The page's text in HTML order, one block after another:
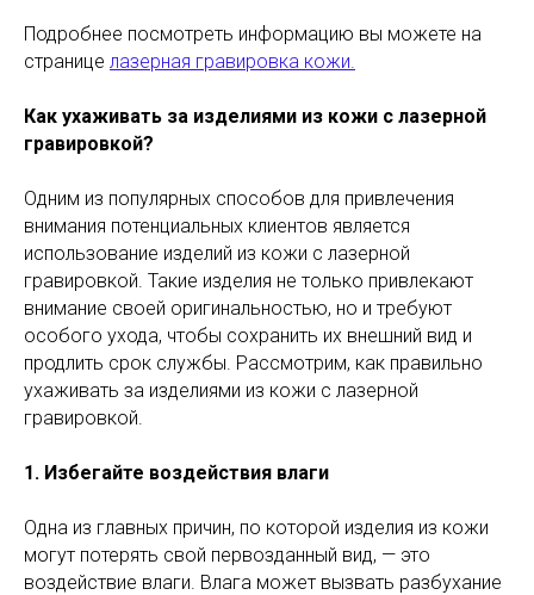
Подробнее посмотреть информацию вы можете на
странице лазерная гравировка кожи.
Как ухаживать за изделиями из кожи с лазерной
гравировкой?
Одним из популярных способов для привлечения
внимания потенциальных клиентов является
использование изделий из кожи с лазерной
гравировкой. Такие изделия не только привлекают
внимание своей оригинальностью, но и требуют
особого ухода, чтобы сохранить их внешний вид и
продлить срок службы. Рассмотрим, как правильно
ухаживать за изделиями из кожи с лазерной
гравировкой.
1. Избегайте воздействия влаги
Одна из главных причин, по которой изделия из кожи
могут потерять свой первозданный вид, — это
воздействие влаги. Влага может вызвать разбухание